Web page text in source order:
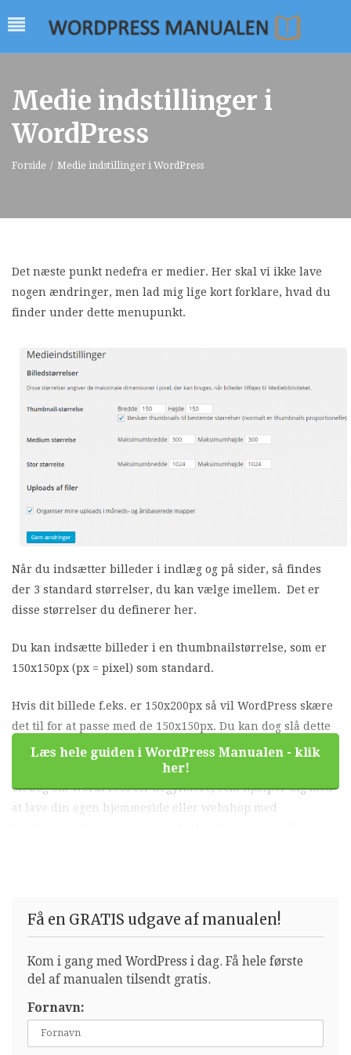
Medie indstillinger i
WordPress
Forside / Medie indstillinger i WordPress
Det næste punkt nedefra er medier. Her skal vi ikke lave
nogen ændringer, men lad mig lige kort forklare, hvad du
finder under dette menupunkt.
Når du indsætter billeder i indlæg og på sider, så findes
der 3 standard størrelser, du kan vælge imellem. Det er
disse størrelser du definerer her.
Du kan indsætte billeder i en thumbnailstørrelse, som er
150x150px (px = pixel) som standard.
Hvis dit billede f.eks. er 150x200px så vil WordPress skære
det til for at passe med de 150x150px. Du kan dog slå dette
fra,…For at læse resten af denne guide skal du købe
WordPress Manualen som e-bog. WordPress Manualen er
en bog om WordPress for begyndere, som hjælper dig med
at lave din egen hjemmeside eller webshop med
Læs hele guiden i WordPress Manualen - klik
her!
Få en GRATIS udgave af manualen!
Kom i gang med WordPress i dag. Få hele første
del af manualen tilsendt gratis.
Fornavn: